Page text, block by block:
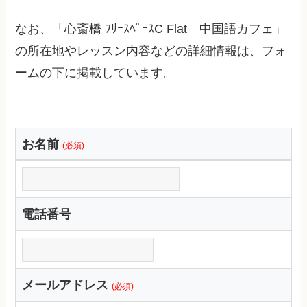
なお、「心斎橋 ﾌﾘｰｽﾍﾟｰｽC Flat 中国語カフェ」
の所在地やレッスン内容などの詳細情報は、フォ
ームの下に掲載しています。
お名前 (必須)
電話番号
メールアドレス (必須)